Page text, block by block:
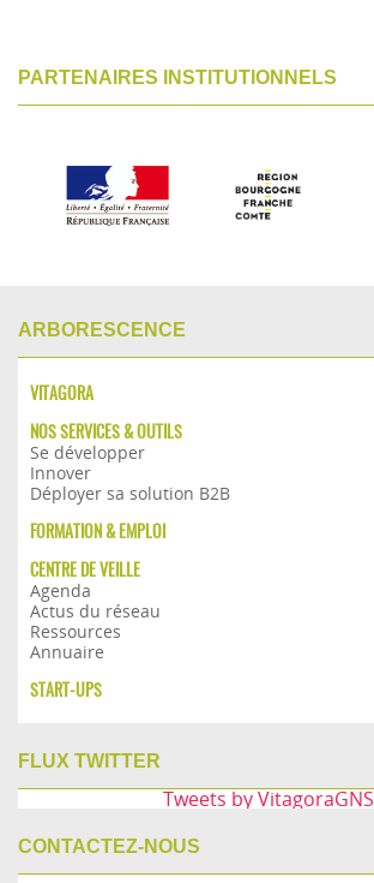
PARTENAIRES INSTITUTIONNELS
ARBORESCENCE
VITAGORA
NOS SERVICES & OUTILS
Se développer
Innover
Déployer sa solution B2B
FORMATION & EMPLOI
CENTRE DE VEILLE
Agenda
Actus du réseau
Ressources
Annuaire
START-UPS
FLUX TWITTER
Tweets by VitagoraGNS
CONTACTEZ-NOUS